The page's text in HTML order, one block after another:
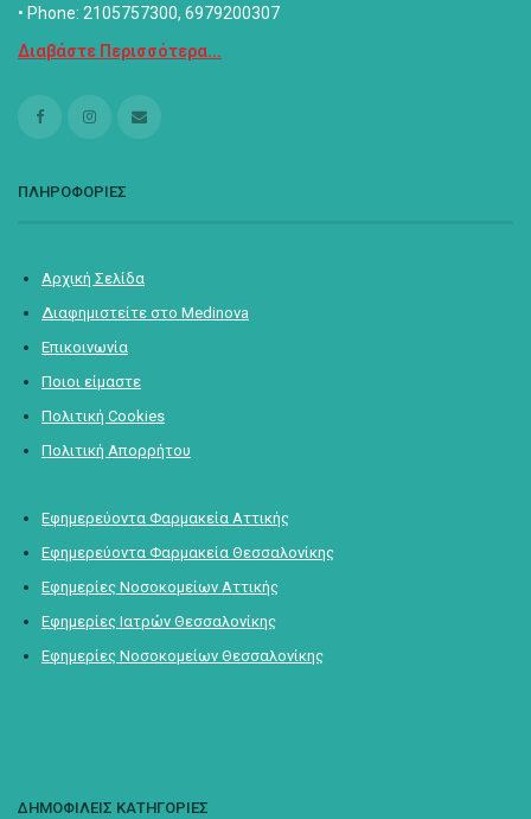
• Phone: 2105757300, 6979200307
Διαβάστε Περισσότερα...
ΠΛΗΡΟΦΟΡΙΕΣ
Αρχική Σελίδα
Διαφημιστείτε στο Medinova
Επικοινωνία
Ποιοι είμαστε
Πολιτική Cookies
Πολιτική Απορρήτου
Εφημερεύοντα Φαρμακεία Αττικής
Εφημερεύοντα Φαρμακεία Θεσσαλονίκης
Εφημερίες Νοσοκομείων Αττικής
Εφημερίες Ιατρών Θεσσαλονίκης
Εφημερίες Νοσοκομείων Θεσσαλονίκης
ΔΗΜΟΦΙΛΕΙΣ ΚΑΤΗΓΟΡΙΕΣ